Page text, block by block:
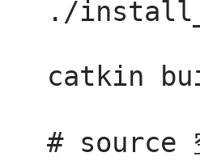
./
catkin
# source